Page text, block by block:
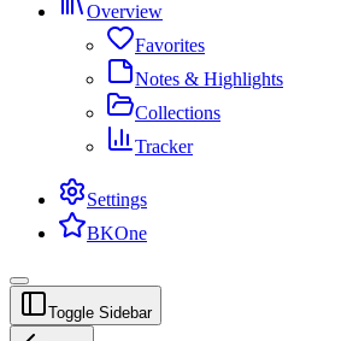
Overview
Favorites
Notes & Highlights
Collections
Tracker
Settings
BKOne
Toggle Sidebar